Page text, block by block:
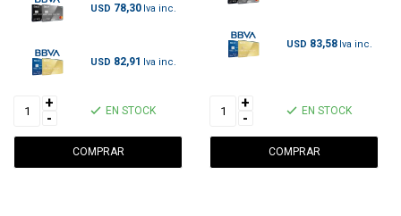
USD 78,30
USD 82,91
+
-
EN STOCK
USD 83,58
+
-
EN STOCK